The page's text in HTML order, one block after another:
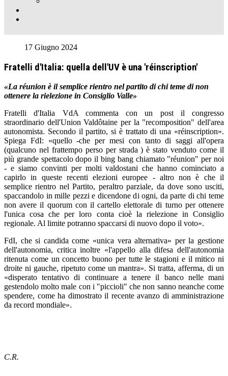
17 Giugno 2024
Fratelli d'Italia: quella dell'UV è una 'réinscription'
«La réunion è il semplice rientro nel partito di chi teme di non
ottenere la rielezione in Consiglio Valle»
Fratelli d'Italia VdA commenta con un post il congresso
straordinario dell'Union Valdôtaine per la "recomposition" dell'area
autonomista. Secondo il partito, si è trattato di una «réinscription».
Spiega FdI: «quello -che per mesi con tanto di saggi all'opera
(qualcuno nel frattempo perso per strada ) è stato venduto come il
più grande spettacolo dopo il bing bang chiamato "réunion" per noi
- e siamo convinti per molti valdostani che hanno cominciato a
capirlo in queste recenti elezioni europee - altro non è che il
semplice rientro nel Partito, peraltro parziale, da dove sono usciti,
spaccandolo in mille pezzi e dicendone di ogni, da parte di chi teme
non avere il quorum con il cartello elettorale di turno per ottenere
l'unica cosa che per loro conta cioè la rielezione in Consiglio
regionale. Al limite potranno spaccarsi di nuovo dopo il voto».
FdI, che si candida come «unica vera alternativa» per la gestione
dell'autonomia, critica inoltre «l'appello alla difesa dell'autonomia
ritenuta come un concetto buono per tutte le stagioni e il mitico ni
droite ni gauche, ripetuto come un mantra». Si tratta, afferma, di un
«disperato tentativo di continuare a tenere il banco nelle mani
gestendolo molto male con i "piccioli" che non sanno neanche come
spendere, come ha dimostrato il recente avanzo di amministrazione
da record mondiale».
C.R.